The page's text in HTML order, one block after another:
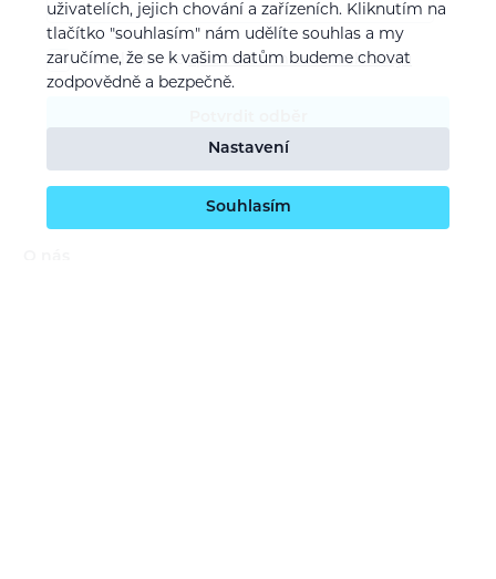
Souhlasím sezpracováním osobních údajů
uživatelích, jejich chování a zařízeních. Kliknutím na
tlačítko "souhlasím" nám udělíte souhlas a my
zaručíme, že se k vašim datům budeme chovat
zodpovědně a bezpečně.
Nastavení
Souhlasím